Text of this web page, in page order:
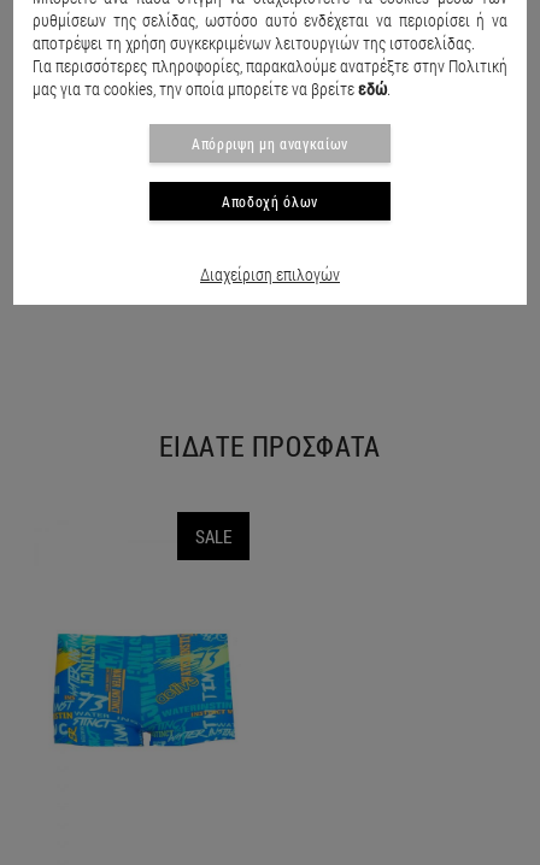
ΕΙΔΑΤΕ ΠΡΟΣΦΑΤΑ
SALE
ρυθμίσεων της σελίδας, ωστόσο αυτό ενδέχεται να περιορίσει ή να
αποτρέψει τη χρήση συγκεκριμένων λειτουργιών της ιστοσελίδας.
Για περισσότερες πληροφορίες, παρακαλούμε ανατρέξτε στην Πολιτική
μας για τα cookies, την οποία μπορείτε να βρείτεεδώ.
Απόρριψη μη αναγκαίων
Αποδοχή όλων
Διαχείριση επιλογών